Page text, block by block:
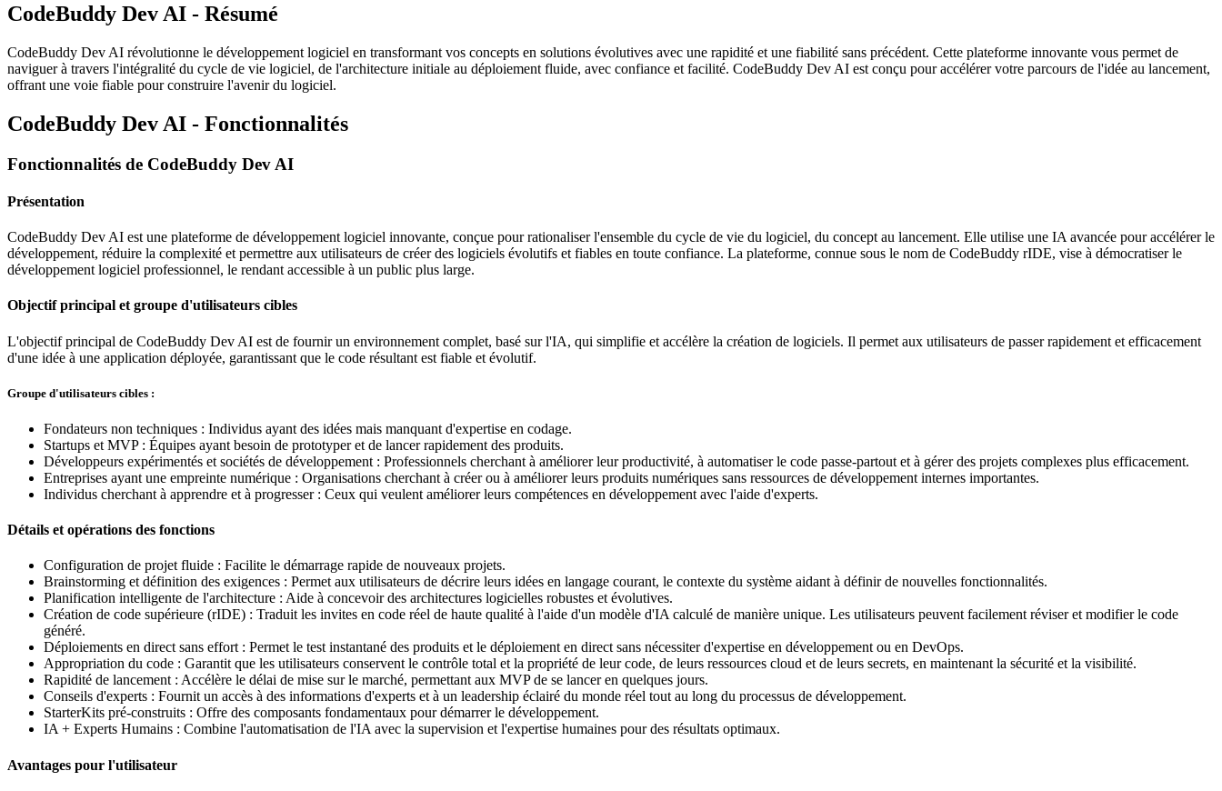
CodeBuddy Dev AI - Résumé
CodeBuddy Dev AI révolutionne le développement logiciel en transformant vos concepts en solutions évolutives avec une rapidité et une fiabilité sans précédent. Cette plateforme innovante vous permet de
naviguer à travers l'intégralité du cycle de vie logiciel, de l'architecture initiale au déploiement fluide, avec confiance et facilité. CodeBuddy Dev AI est conçu pour accélérer votre parcours de l'idée au lancement,
offrant une voie fiable pour construire l'avenir du logiciel.
CodeBuddy Dev AI - Fonctionnalités
Fonctionnalités de CodeBuddy Dev AI
Présentation
CodeBuddy Dev AI est une plateforme de développement logiciel innovante, conçue pour rationaliser l'ensemble du cycle de vie du logiciel, du concept au lancement. Elle utilise une IA avancée pour accélérer le
développement, réduire la complexité et permettre aux utilisateurs de créer des logiciels évolutifs et fiables en toute confiance. La plateforme, connue sous le nom de CodeBuddy rIDE, vise à démocratiser le
développement logiciel professionnel, le rendant accessible à un public plus large.
Objectif principal et groupe d'utilisateurs cibles
L'objectif principal de CodeBuddy Dev AI est de fournir un environnement complet, basé sur l'IA, qui simplifie et accélère la création de logiciels. Il permet aux utilisateurs de passer rapidement et efficacement
d'une idée à une application déployée, garantissant que le code résultant est fiable et évolutif.
Groupe d'utilisateurs cibles :
Fondateurs non techniques : Individus ayant des idées mais manquant d'expertise en codage.
Startups et MVP : Équipes ayant besoin de prototyper et de lancer rapidement des produits.
Développeurs expérimentés et sociétés de développement : Professionnels cherchant à améliorer leur productivité, à automatiser le code passe-partout et à gérer des projets complexes plus efficacement.
Entreprises ayant une empreinte numérique : Organisations cherchant à créer ou à améliorer leurs produits numériques sans ressources de développement internes importantes.
Individus cherchant à apprendre et à progresser : Ceux qui veulent améliorer leurs compétences en développement avec l'aide d'experts.
Détails et opérations des fonctions
Configuration de projet fluide : Facilite le démarrage rapide de nouveaux projets.
Brainstorming et définition des exigences : Permet aux utilisateurs de décrire leurs idées en langage courant, le contexte du système aidant à définir de nouvelles fonctionnalités.
Planification intelligente de l'architecture : Aide à concevoir des architectures logicielles robustes et évolutives.
Création de code supérieure (rIDE) : Traduit les invites en code réel de haute qualité à l'aide d'un modèle d'IA calculé de manière unique. Les utilisateurs peuvent facilement réviser et modifier le code
généré.
Déploiements en direct sans effort : Permet le test instantané des produits et le déploiement en direct sans nécessiter d'expertise en développement ou en DevOps.
Appropriation du code : Garantit que les utilisateurs conservent le contrôle total et la propriété de leur code, de leurs ressources cloud et de leurs secrets, en maintenant la sécurité et la visibilité.
Rapidité de lancement : Accélère le délai de mise sur le marché, permettant aux MVP de se lancer en quelques jours.
Conseils d'experts : Fournit un accès à des informations d'experts et à un leadership éclairé du monde réel tout au long du processus de développement.
StarterKits pré-construits : Offre des composants fondamentaux pour démarrer le développement.
IA + Experts Humains : Combine l'automatisation de l'IA avec la supervision et l'expertise humaines pour des résultats optimaux.
Avantages pour l'utilisateur